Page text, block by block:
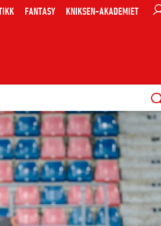
FANTASY KNIKSEN-AKADEMIET